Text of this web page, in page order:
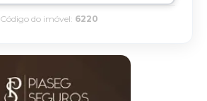
Código do imóvel: 6220